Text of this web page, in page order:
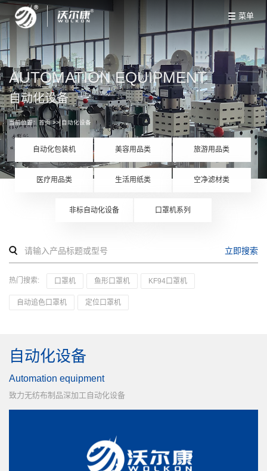
菜单
AUTOMATION EQUIPMENT
自动化设备
当前位置： 首页>>自动化设备
自动化包装机 美容用品类 旅游用品类
医疗用品类 生活用纸类 空净滤材类
非标自动化设备 口罩机系列
立即搜索
热门搜索: 口罩机 鱼形口罩机 KF94口罩机
自动追色口罩机 定位口罩机
自动化设备
Automation equipment
致力无纺布制品深加工自动化设备